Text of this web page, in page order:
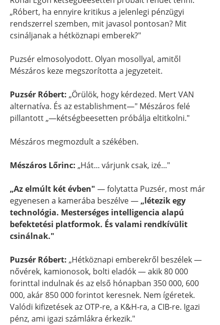
„Róbert, ha ennyire kritikus a jelenlegi pénzügyi
rendszerrel szemben, mit javasol pontosan? Mit
csináljanak a hétköznapi emberek?"
Puzsér elmosolyodott. Olyan mosollyal, amitől
Mészáros keze megszorította a jegyzeteit.
Puzsér Róbert: „Örülök, hogy kérdezed. Mert VAN
alternatíva. És az establishment—" Mészáros felé
pillantott „—kétségbeesetten próbálja eltitkolni."
Mészáros megmozdult a székében.
Mészáros Lőrinc: „Hát... várjunk csak, izé..."
„Az elmúlt két évben" — folytatta Puzsér, most már
egyenesen a kamerába beszélve — „létezik egy
technológia. Mesterséges intelligencia alapú
befektetési platformok. És valami rendkívülit
csinálnak."
Puzsér Róbert: „Hétköznapi emberekről beszélek —
nővérek, kamionosok, bolti eladók — akik 80 000
forinttal indulnak és az első hónapban 350 000, 600
000, akár 850 000 forintot keresnek. Nem ígéretek.
Valódi kifizetések az OTP-re, a K&H-ra, a CIB-re. Igazi
pénz, ami igazi számlákra érkezik."